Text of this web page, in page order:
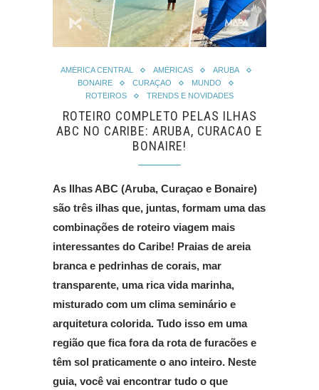
AMÉRICA CENTRAL AMÉRICAS
ARUBA
BONAIRE
CURAÇAO
MUNDO
ROTEIROS
TRENDS E NOVIDADES
ROTEIRO COMPLETO PELAS ILHAS
ABC NO CARIBE: ARUBA, CURACAO E
BONAIRE!
As Ilhas ABC (Aruba, Curaçao e Bonaire)
são três ilhas que, juntas, formam uma das
combinações de roteiro viagem mais
interessantes do Caribe! Praias de areia
branca e pedrinhas de corais, mar
transparente, uma rica vida marinha,
misturado com um clima seminário e
arquitetura colorida. Tudo isso em uma
região que fica fora da rota de furacões e
têm sol praticamente o ano inteiro. Neste
guia, você vai encontrar tudo o que